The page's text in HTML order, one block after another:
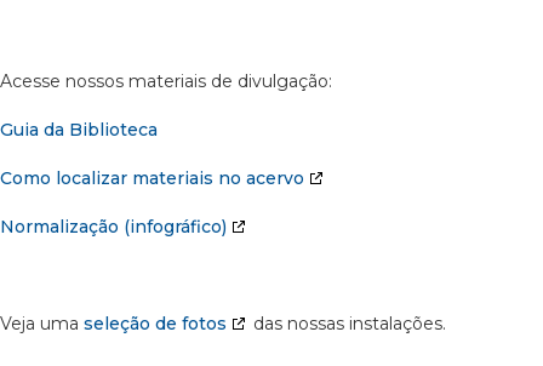
Acesse nossos materiais de divulgação:
Guia da Biblioteca
Como localizar materiais no acervo
Normalização (infográfico)
Veja uma seleção de fotos das nossas instalações.